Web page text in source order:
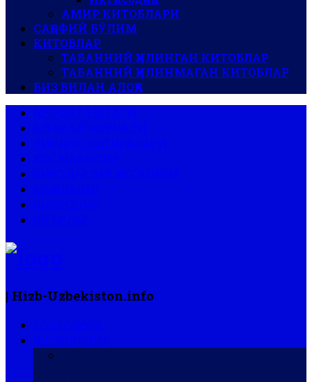
АМИР КИТОБЛАРИ
САҚОФИЙ БЎЛИМ
КИТОБЛАР
ТАБАННИЙ ҚИЛИНГАН КИТОБЛАР
ТАБАННИЙ ҚИЛИНМАГАН КИТОБЛАР
БИЗ БИЛАН АЛОҚА
| Hizb-Uzbekiston.info